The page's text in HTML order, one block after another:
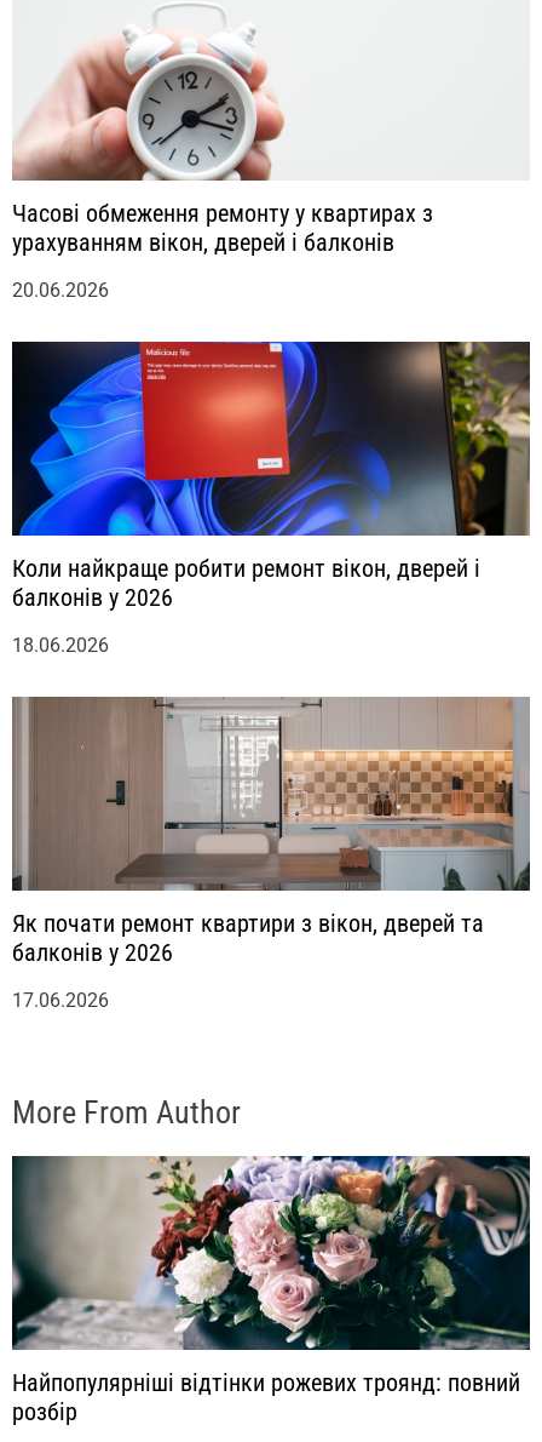
Часові обмеження ремонту у квартирах з
урахуванням вікон, дверей і балконів
20.06.2026
Коли найкраще робити ремонт вікон, дверей і
балконів у 2026
18.06.2026
Як почати ремонт квартири з вікон, дверей та
балконів у 2026
17.06.2026
More From Author
Найпопулярніші відтінки рожевих троянд: повний
розбір